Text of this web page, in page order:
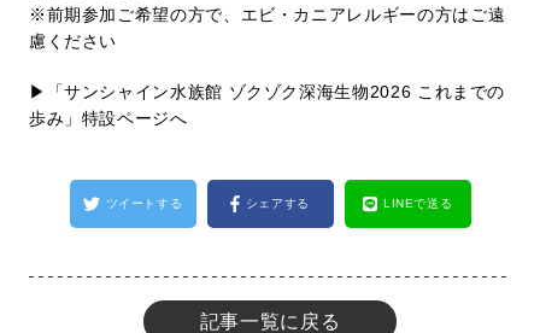
※前期参加ご希望の方で、エビ・カニアレルギーの方はご遠
慮ください
▶︎「サンシャイン水族館 ゾクゾク深海生物2026 これまでの
歩み」特設ページへ
ツイートする シェアする LINEで送る
記事一覧に戻る